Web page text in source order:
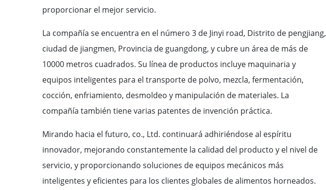
proporcionar el mejor servicio.
La compañía se encuentra en el número 3 de Jinyi road, Distrito de pengjiang,
ciudad de jiangmen, Provincia de guangdong, y cubre un área de más de
10000 metros cuadrados. Su línea de productos incluye maquinaria y
equipos inteligentes para el transporte de polvo, mezcla, fermentación,
cocción, enfriamiento, desmoldeo y manipulación de materiales. La
compañía también tiene varias patentes de invención práctica.
Mirando hacia el futuro, co., Ltd. continuará adhiriéndose al espíritu
innovador, mejorando constantemente la calidad del producto y el nivel de
servicio, y proporcionando soluciones de equipos mecánicos más
inteligentes y eficientes para los clientes globales de alimentos horneados.